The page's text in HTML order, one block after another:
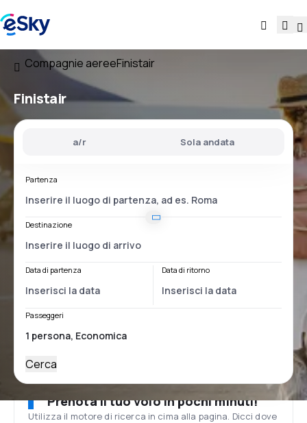
Compagnie aereeFinistair
Finistair
a/r Sola andata
Partenza
Destinazione
Data di partenza Data di ritorno
Passeggeri
Cerca
Prenota il tuo volo in pochi minuti!
Utilizza il motore di ricerca in cima alla pagina. Dicci dove